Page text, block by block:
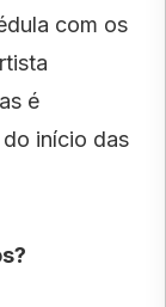
com os
é
do início das